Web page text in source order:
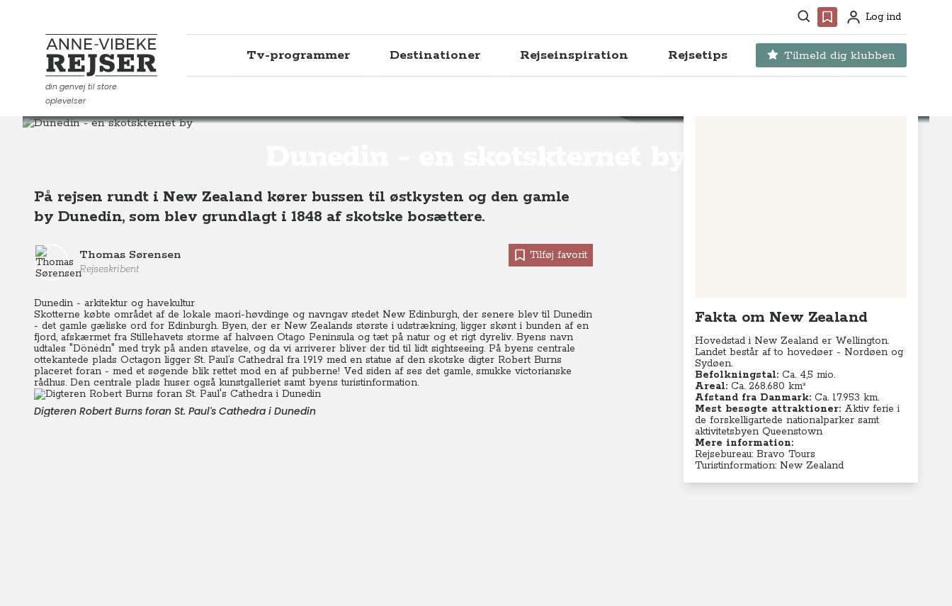
Søg Favoritter
ProfilLog ind
Anne-Vibeke Rejser
din genvej til store
oplevelser
Tv-programmer Destinationer Rejseinspiration Rejsetips Tilmeld dig klubben
Destinationer
På rejsen rundt i New Zealand kører bussen til østkysten og den gamle
by Dunedin, som blev grundlagt i 1848 af skotske bosættere.
Thomas Sørensen
Rejseskribent
Tilføj favorit
Dunedin - arkitektur og havekultur
Skotterne købte området af de lokale maori-høvdinge og navngav stedet New Edinburgh, der senere blev til Dunedin
- det gamle gæliske ord for Edinburgh. Byen, der er New Zealands største i udstrækning, ligger skønt i bunden af en
fjord, afskærmet fra Stillehavets storme af halvøen Otago Peninsula og tæt på natur og et rigt dyreliv. Byens navn
udtales "Dönédn" med tryk på anden stavelse, og da vi arriverer bliver der tid til lidt sightseeing. På byens centrale
ottekantede plads Octagon ligger St. Paul’s Cathedral fra 1919 med en statue af den skotske digter Robert Burns
placeret foran - med et søgende blik rettet mod en af pubberne! Ved siden af ses det gamle, smukke victorianske
rådhus. Den centrale plads huser også kunstgalleriet samt byens turistinformation.
Digteren Robert Burns foran St. Paul's Cathedra i Dunedin
Fakta om New Zealand
Hovedstad i New Zealand er Wellington.
Landet består af to hovedøer - Nordøen og
Sydøen.
Befolkningstal: Ca. 4,5 mio.
Areal: Ca. 268.680 km²
Afstand fra Danmark: Ca. 17.953 km.
Mest besøgte attraktioner: Aktiv ferie i
de forskelligartede nationalparker samt
aktivitetsbyen Queenstown
Mere information:
Rejsebureau: Bravo Tours
Turistinformation: New Zealand